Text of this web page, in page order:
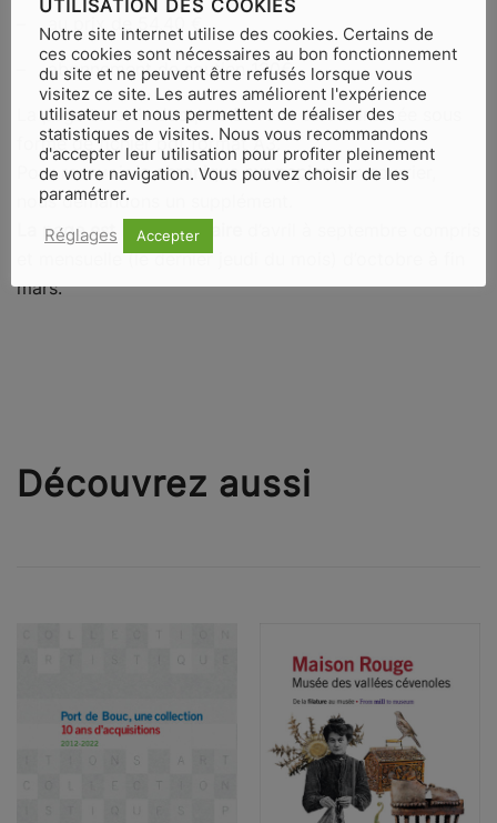
– au prix de 54,40 €
– abonnement de soutien 130€
La page toro de Jacques D. vous sera adressée sous
forme de fichier pdf format A3.
Pour recevoirla chronique sur papierpar courrier,
nous demandons un supplément.
La page est hebdomadaire
et mensuelle (le dernier jeudi du mois) d’octobre à fin
mars.
Découvrez aussi
UTILISATION DES COOKIES
Notre site internet utilise des cookies. Certains de
ces cookies sont nécessaires au bon fonctionnement
du site et ne peuvent être refusés lorsque vous
visitez ce site. Les autres améliorent l'expérience
utilisateur et nous permettent de réaliser des
statistiques de visites. Nous vous recommandons
d'accepter leur utilisation pour profiter pleinement
de votre navigation. Vous pouvez choisir de les
paramétrer.
Réglages Accepter